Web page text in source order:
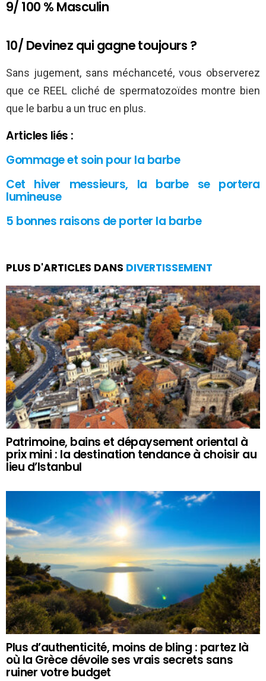
9/ 100 % Masculin
10/ Devinez qui gagne toujours ?
Sans jugement, sans méchanceté, vous observerez
que ce REEL cliché de spermatozoïdes montre bien
que le barbu a un truc en plus.
Articles liés :
Gommage et soin pour la barbe
Cet hiver messieurs, la barbe se portera
lumineuse
5 bonnes raisons de porter la barbe
PLUS D'ARTICLES DANS DIVERTISSEMENT
Patrimoine, bains et dépaysement oriental à
prix mini : la destination tendance à choisir au
lieu d’Istanbul
Plus d’authenticité, moins de bling : partez là
où la Grèce dévoile ses vrais secrets sans
ruiner votre budget